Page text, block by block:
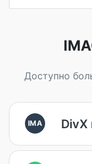
Доступно
IMA DivX